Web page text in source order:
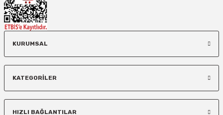
KURUMSAL
KATEGORİLER
HIZLI BAĞLANTILAR